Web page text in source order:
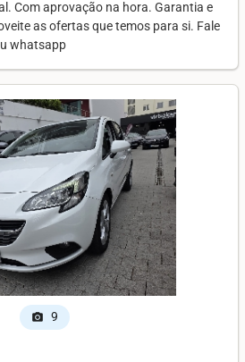
Com aprovação na hora. Garantia e
as ofertas que temos para si. Fale
whatsapp
photo_camera 9